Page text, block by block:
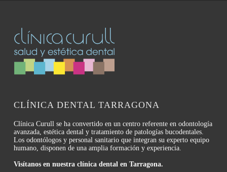
CLÍNICA DENTAL TARRAGONA
Clínica Curull se ha convertido en un centro referente en odontología
avanzada, estética dental y tratamiento de patologías bucodentales.
Los odontólogos y personal sanitario que integran su experto equipo
humano, disponen de una amplia formación y experiencia.
Visítanos en nuestra clínica dental en Tarragona.